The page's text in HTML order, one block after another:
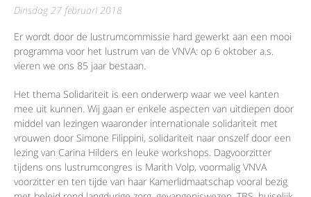
dinsdag 27 februari 2018
Er wordt door de lustrumcommissie hard gewerkt aan een mooi
programma voor het lustrum van de VNVA: op 6 oktober a.s.
vieren we ons 85 jaar bestaan.
Het thema Solidariteit is een onderwerp waar we veel kanten
mee uit kunnen. Wij gaan er enkele aspecten van uitdiepen door
middel van lezingen waaronder internationale solidariteit met
vrouwen door Simone Filippini, solidariteit naar onszelf door een
lezing van Carina Hilders en leuke workshops. Dagvoorzitter
tijdens ons lustrumcongres is Marith Volp, voormalig VNVA
voorzitter en ten tijde van haar Kamerlidmaatschap vooral bezig